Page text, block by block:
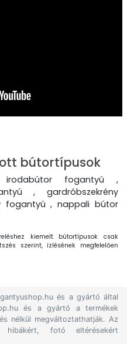
bútortípusok
fogantyú ,
, gardróbszekrény
fogantyú , nappali bútor
kiemelt bútortípusok csak
szerint, ízlésének megfelelően
és a gyártó által
és a gyártó a termékek
nélkül megváltoztathatják. Az
hibákért, fotó eltérésekért